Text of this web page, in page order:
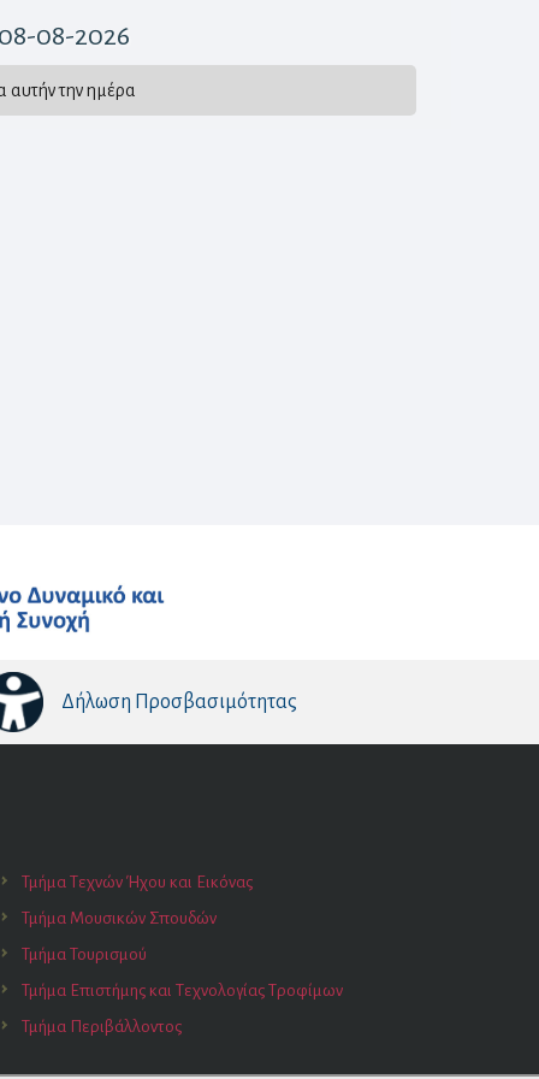
08-2026
αυτήν την ημέρα
Δήλωση Προσβασιμότητας
Τμήμα Τεχνών Ήχου και Εικόνας
Τμήμα Μουσικών Σπουδών
Τμήμα Τουρισμού
Τμήμα Επιστήμης και Τεχνολογίας Τροφίμων
Τμήμα Περιβάλλοντος